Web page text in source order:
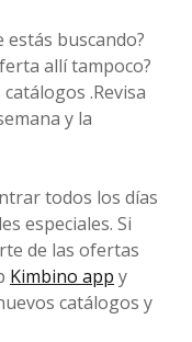
buscando?
allí tampoco?
.Revisa
y la
todos los días
especiales. Si
de las ofertas
Kimbino app y
catálogos y